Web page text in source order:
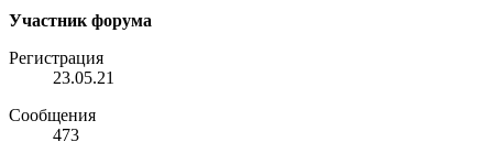
Участник форума
Регистрация
23.05.21
Сообщения
473